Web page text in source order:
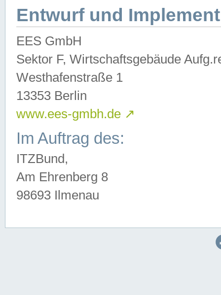
Entwurf und
EES GmbH
Sektor F, Wirtschaftsgebäude
Westhafenstraße 1
13353 Berlin
www.ees-gmbh.de ↗
Im Auftrag des:
ITZBund,
Am Ehrenberg 8
98693 Ilmenau